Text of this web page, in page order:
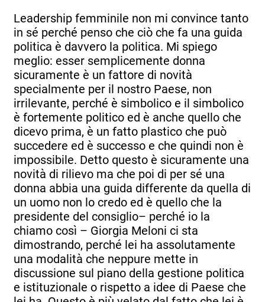
Leadership femminile non mi convince tanto
in sé perché penso che ciò che fa una guida
politica è davvero la politica. Mi spiego
meglio: esser semplicemente donna
sicuramente è un fattore di novità
specialmente per il nostro Paese, non
irrilevante, perché è simbolico e il simbolico
è fortemente politico ed è anche quello che
dicevo prima, è un fatto plastico che può
succedere ed è successo e che quindi non è
impossibile. Detto questo è sicuramente una
novità di rilievo ma che poi di per sé una
donna abbia una guida differente da quella di
un uomo non lo credo ed è quello che la
presidente del consiglio– perché io la
chiamo così – Giorgia Meloni ci sta
dimostrando, perché lei ha assolutamente
una modalità che neppure mette in
discussione sul piano della gestione politica
e istituzionale o rispetto a idee di Paese che